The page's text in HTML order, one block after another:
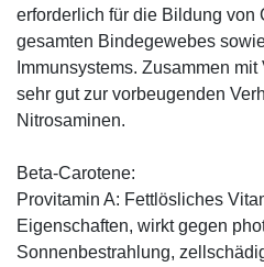
erforderlich für die Bildung von
gesamten Bindegewebes
Immunsystems. Zusammen
sehr gut zur vorbeugenden
Nitrosaminen.
Beta-Carotene:
Provitamin A: Fettlösliches
Eigenschaften, wirkt gegen
Sonnenbestrahlung,